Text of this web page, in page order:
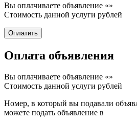
Вы оплачиваете объявление «»
Стоимость данной услуги рублей
Оплата объявления
Вы оплачиваете объявление «»
Стоимость данной услуги рублей
Номер, в который вы подавали
можете подать объявление в